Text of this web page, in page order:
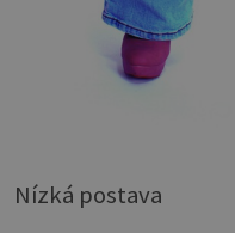
Nízká postava